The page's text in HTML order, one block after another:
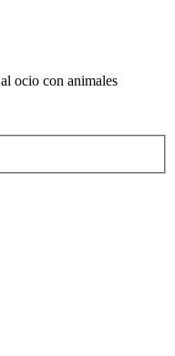
ocio con animales